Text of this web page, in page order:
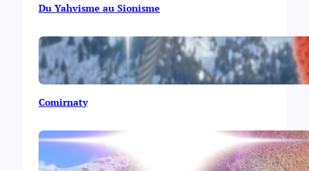
Du Yahvisme au Sionisme
Comirnaty